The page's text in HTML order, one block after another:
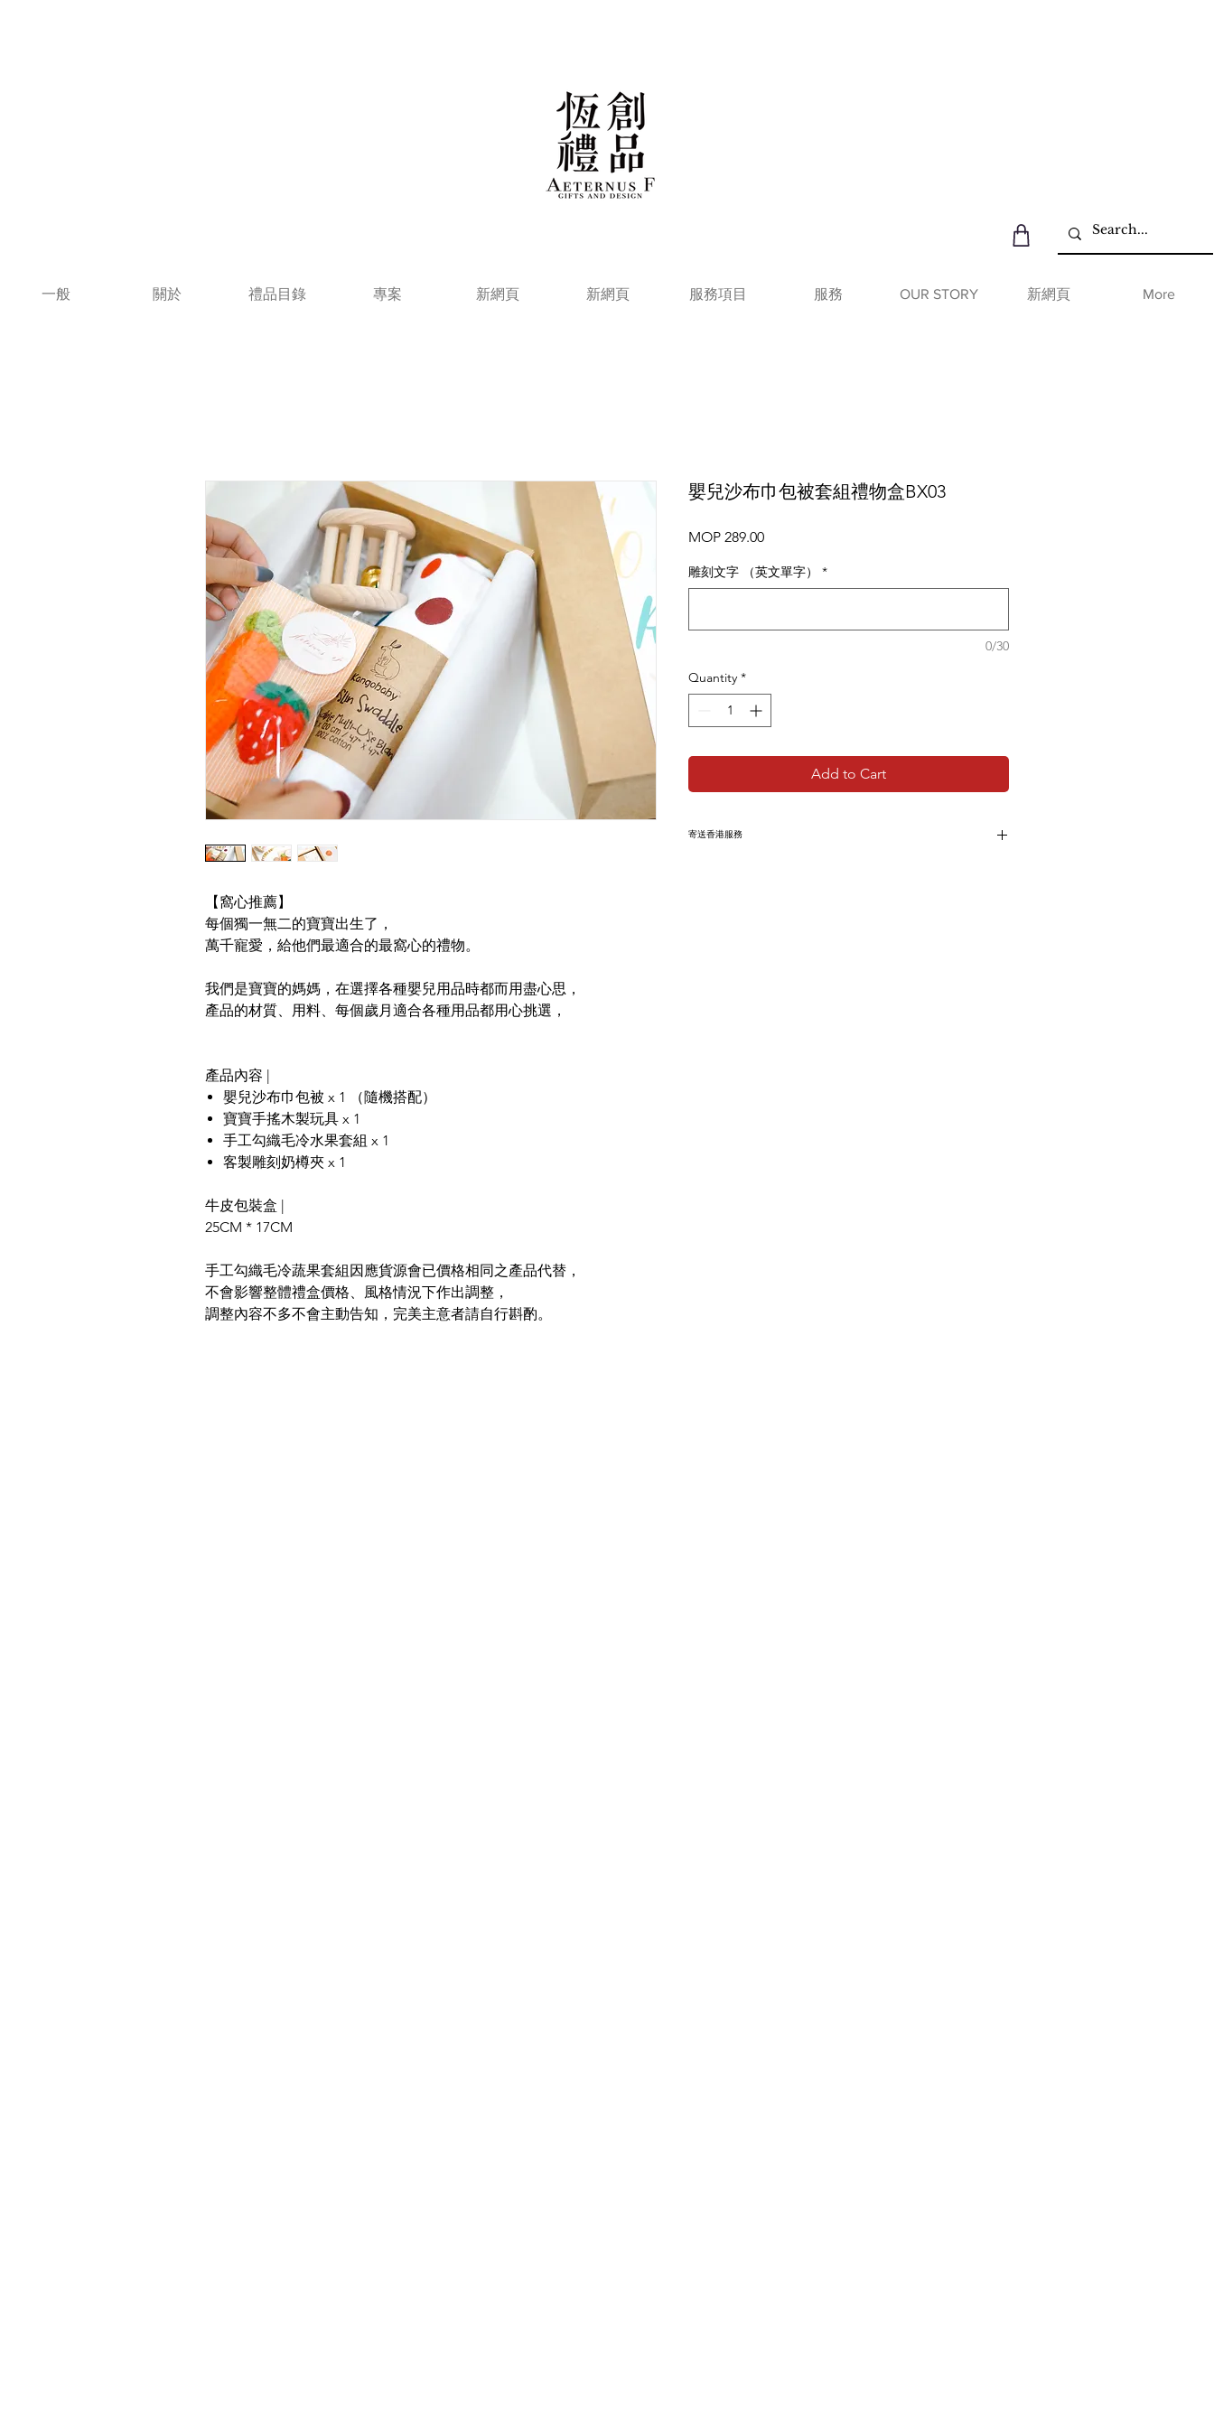
一般 關於 禮品目錄 專案 新網頁 新網頁 服務項目 服務 OUR STORY 新網頁 More
【窩心推薦】
每個獨一無二的寶寶出生了，
萬千寵愛，給他們最適合的最窩心的禮物。
我們是寶寶的媽媽，在選擇各種嬰兒用品時都而用盡心思，
產品的材質、用料、每個歲月適合各種用品都用心挑選，
產品內容 |
嬰兒沙布巾包被 x 1 （隨機搭配）
寶寶手搖木製玩具 x 1
手工勾織毛冷水果套組 x 1
客製雕刻奶樽夾 x 1
牛皮包裝盒 |
25CM * 17CM
手工勾織毛冷蔬果套組因應貨源會已價格相同之產品代替，
不會影響整體禮盒價格、風格情況下作出調整，
調整內容不多不會主動告知，完美主意者請自行斟酌。
嬰兒沙布巾包被套組禮物盒BX03
MOP 289.00Price
雕刻文字 （英文單字） *
0/30
Quantity *
Add to Cart
寄送香港服務